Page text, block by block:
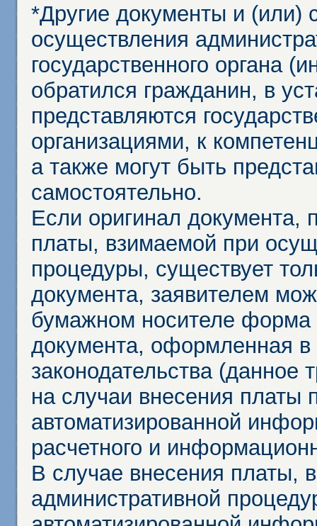
*Другие документы и (или)
осуществления
государственного органа
обратился гражданин, в
представляются
организациями, к
а также могут быть
самостоятельно.
Если оригинал документа,
платы, взимаемой при
процедуры, существует
документа, заявителем
бумажном носителе форма
документа, оформленная в
законодательства (данное
на случаи внесения платы
автоматизированной
расчетного и
В случае внесения платы,
административной